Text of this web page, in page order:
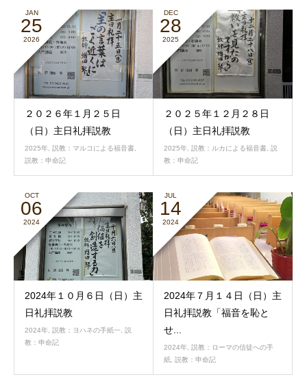
JAN
25
2026
２０２６年１月２５日
（日）主日礼拝説教
2025年 説教：マルコによる福音書
説教：申命記
DEC
28
2025
２０２５年１２月２８日
（日）主日礼拝説教
2025年 説教：ルカによる福音書 説
教：申命記
OCT
06
2024
2024年１０月６日（日）主
日礼拝説教
2024年 説教：ヨハネの手紙一
説
教：申命記
JUL
14
2024
2024年７月１４日（日）主
日礼拝説教「福音を恥と
せ...
2024年
説教：ローマの信徒への手
紙
説教：申命記